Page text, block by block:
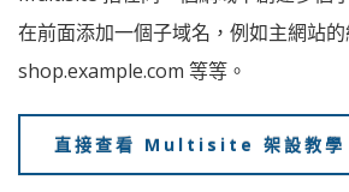
在前面添加一個子域名，例如主網站
shop.example.com 等等。
直接查看 Multisite 架設教學